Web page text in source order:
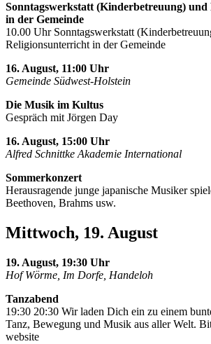
Sonntagswerkstatt (Kinderbetreuung)
in der Gemeinde
10.00 Uhr Sonntagswerkstatt
Religionsunterricht in der Gemeinde
16. August, 11:00 Uhr
Gemeinde Südwest-Holstein
Die Musik im Kultus
Gespräch mit Jörgen Day
16. August, 15:00 Uhr
Alfred Schnittke Akademie International
Sommerkonzert
Herausragende junge japanische Musiker
Beethoven, Brahms usw.
Mittwoch, 19. August
19. August, 19:30 Uhr
Hof Wörme, Im Dorfe, Handeloh
Tanzabend
19:30 20:30 Wir laden Dich ein zu einem
Tanz, Bewegung und Musik aus aller Welt.
website